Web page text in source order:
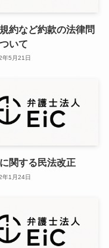
約など約款の法律問
いて
年5月21日
関する民法改正
年1月24日